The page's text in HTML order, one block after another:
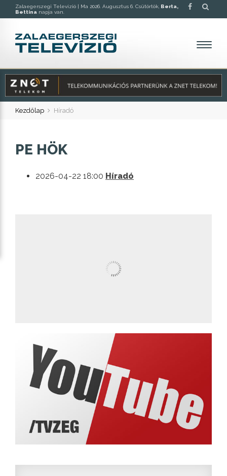
Zalaegerszegi Televízió | Ma 2026. Augusztus 6. Csütörtök, Berta,
Bettina napja van.
Kezdőlap Híradó
PE HÖK
2026-04-22 18:00 Híradó